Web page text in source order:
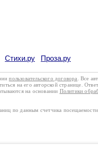
Стихи.ру Проза.ру
пользовательского договора
. Все
на его авторской странице.
на основании Политики
по данным счетчика